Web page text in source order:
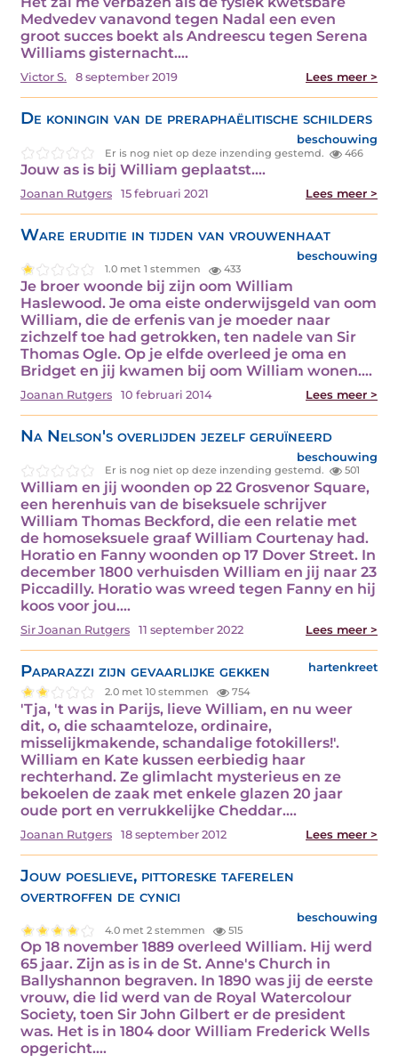
Medvedev vanavond tegen Nadal een even
groot succes boekt als Andreescu tegen Serena
Williams gisternacht.…
Victor S. 8 september 2019 Lees meer >
De koningin van de preraphaëlitische schilders
beschouwing
Er is nog niet op deze inzending gestemd. 466
Jouw as is bij William geplaatst.…
Joanan Rutgers 15 februari 2021 Lees meer >
Ware eruditie in tijden van vrouwenhaat
beschouwing
1.0 met 1 stemmen 433
Je broer woonde bij zijn oom William
Haslewood. Je oma eiste onderwijsgeld van oom
William, die de erfenis van je moeder naar
zichzelf toe had getrokken, ten nadele van Sir
Thomas Ogle. Op je elfde overleed je oma en
Bridget en jij kwamen bij oom William wonen.…
Joanan Rutgers 10 februari 2014 Lees meer >
Na Nelson's overlijden jezelf geruïneerd
beschouwing
Er is nog niet op deze inzending gestemd. 501
William en jij woonden op 22 Grosvenor Square,
een herenhuis van de biseksuele schrijver
William Thomas Beckford, die een relatie met
de homoseksuele graaf William Courtenay had.
Horatio en Fanny woonden op 17 Dover Street. In
december 1800 verhuisden William en jij naar 23
Piccadilly. Horatio was wreed tegen Fanny en hij
koos voor jou.…
Sir Joanan Rutgers 11 september 2022 Lees meer >
Paparazzi zijn gevaarlijke gekken hartenkreet
2.0 met 10 stemmen 754
'Tja, 't was in Parijs, lieve William, en nu weer
dit, o, die schaamteloze, ordinaire,
misselijkmakende, schandalige fotokillers!'.
William en Kate kussen eerbiedig haar
rechterhand. Ze glimlacht mysterieus en ze
bekoelen de zaak met enkele glazen 20 jaar
oude port en verrukkelijke Cheddar.…
Joanan Rutgers 18 september 2012 Lees meer >
Jouw poeslieve, pittoreske taferelen
overtroffen de cynici
beschouwing
4.0 met 2 stemmen 515
Op 18 november 1889 overleed William. Hij werd
65 jaar. Zijn as is in de St. Anne's Church in
Ballyshannon begraven. In 1890 was jij de eerste
vrouw, die lid werd van de Royal Watercolour
Society, toen Sir John Gilbert er de president
was. Het is in 1804 door William Frederick Wells
opgericht.…